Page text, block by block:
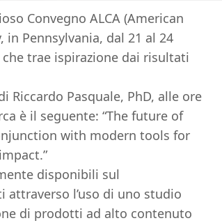
Convegno ALCA (American
Pennsylvania, dal 21 al 24
trae ispirazione dai risultati
Riccardo Pasquale, PhD, alle ore
è il seguente: “The future of
with modern tools for
disponibili sul
l’uso di uno studio
di prodotti ad alto contenuto